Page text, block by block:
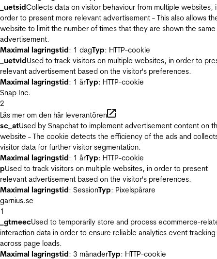
_uetsidCollects data on visitor behaviour from multiple websites,
order to present more relevant advertisement - This also allows
website to limit the number of times that they are shown the same
advertisement.
Maximal lagringstid: 1 dagTyp: HTTP-cookie
_uetvidUsed to track visitors on multiple websites, in order to
relevant advertisement based on the visitor's preferences.
Maximal lagringstid: 1 årTyp: HTTP-cookie
Snap Inc.
2
Läs mer om den här leverantören
sc_atUsed by Snapchat to implement advertisement content on
website - The cookie detects the efficiency of the ads and
visitor data for further visitor segmentation.
Maximal lagringstid: 1 årTyp: HTTP-cookie
pUsed to track visitors on multiple websites, in order to present
relevant advertisement based on the visitor's preferences.
Maximal lagringstid: SessionTyp: Pixelspårare
garnius.se
1
_gtmeecUsed to temporarily store and process ecommerce-
interaction data in order to ensure reliable analytics event tracking
across page loads.
Maximal lagringstid: 3 månaderTyp: HTTP-cookie